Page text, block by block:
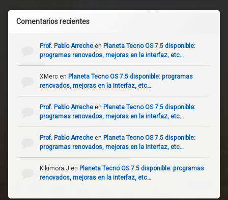
Comentarios recientes
Prof. Pablo Arrecheen Planeta Tecno OS 7.5 disponible:
programas renovados, mejoras en la interfaz, etc…
XMercen Planeta Tecno OS 7.5 disponible: programas
renovados, mejoras en la interfaz, etc…
Prof. Pablo Arrecheen Planeta Tecno OS 7.5 disponible:
programas renovados, mejoras en la interfaz, etc…
Prof. Pablo Arrecheen Planeta Tecno OS 7.5 disponible:
programas renovados, mejoras en la interfaz, etc…
Kikimora J en Planeta Tecno OS 7.5 disponible: programas
renovados, mejoras en la interfaz, etc…